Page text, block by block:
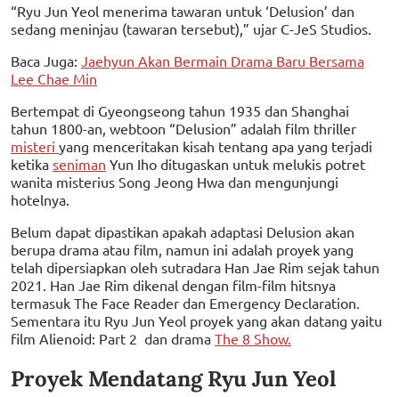
“Ryu Jun Yeol menerima tawaran untuk ‘Delusion’ dan
sedang meninjau (tawaran tersebut),” ujar C-JeS Studios.
Baca Juga: Jaehyun Akan Bermain Drama Baru Bersama
Lee Chae Min
Bertempat di Gyeongseong tahun 1935 dan Shanghai
tahun 1800-an, webtoon “Delusion” adalah film thriller
misteri yang menceritakan kisah tentang apa yang terjadi
ketika seniman Yun Iho ditugaskan untuk melukis potret
wanita misterius Song Jeong Hwa dan mengunjungi
hotelnya.
Belum dapat dipastikan apakah adaptasi Delusion akan
berupa drama atau film, namun ini adalah proyek yang
telah dipersiapkan oleh sutradara Han Jae Rim sejak tahun
2021. Han Jae Rim dikenal dengan film-film hitsnya
termasuk The Face Reader dan Emergency Declaration.
Sementara itu Ryu Jun Yeol proyek yang akan datang yaitu
film Alienoid: Part 2 dan drama The 8 Show.
Proyek Mendatang Ryu Jun Yeol